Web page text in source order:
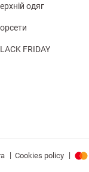
одяг
FRIDAY
| Cookies policy |